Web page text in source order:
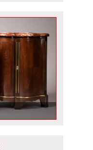
dans notre